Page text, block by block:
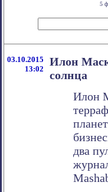
5
03.10.2015
13:02
Илон Маск
солнца
Илон
два